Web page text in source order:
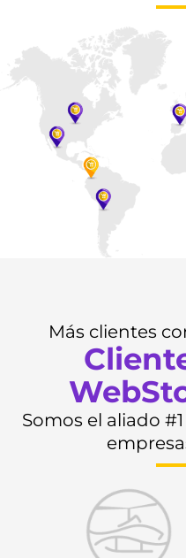
Más clientes
Somos el aliado